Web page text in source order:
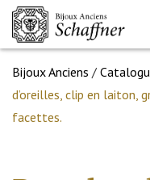
Bijoux Anciens /
d’oreilles, clip en laiton,
facettes.